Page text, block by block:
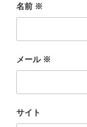
名前 ※
メール ※
サイト